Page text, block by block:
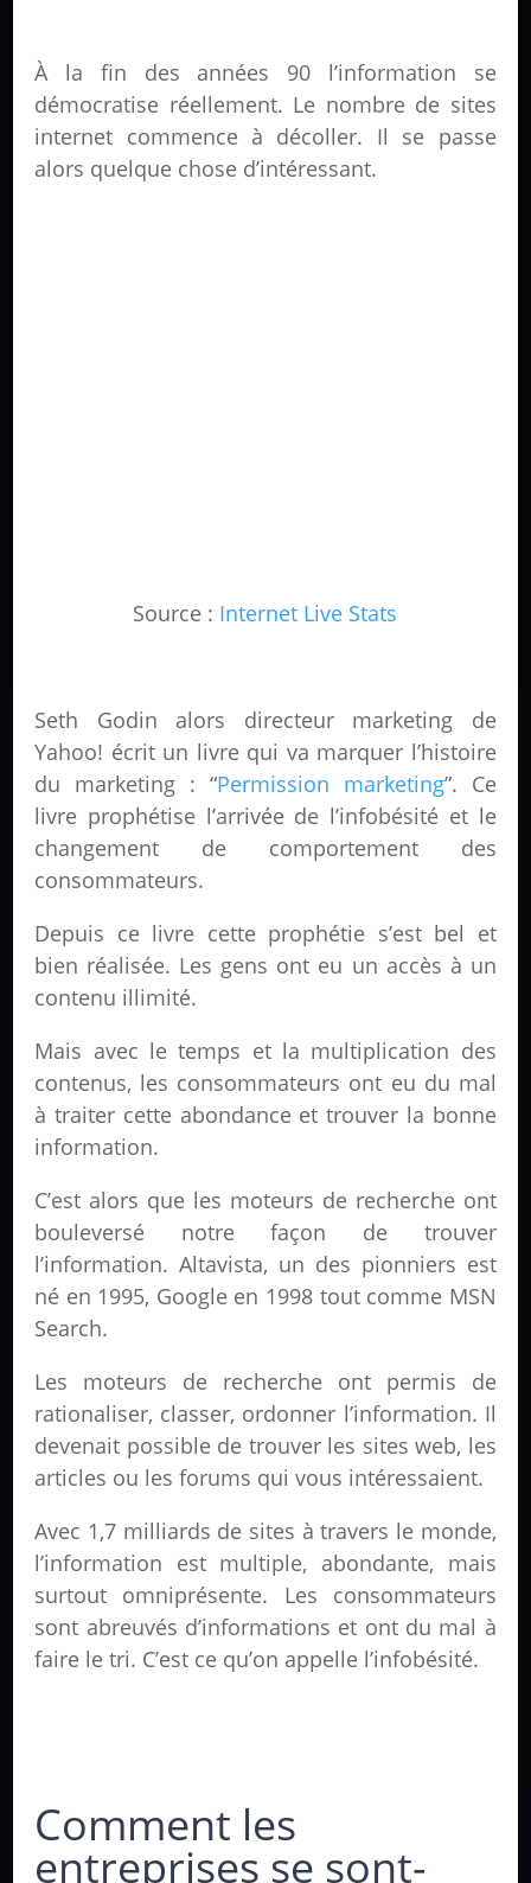
À la fin des années 90 l’information se
démocratise réellement. Le nombre de sites
internet commence à décoller. Il se passe
alors quelque chose d’intéressant.
Source : Internet Live Stats
Seth Godin alors directeur marketing de
Yahoo! écrit un livre qui va marquer l’histoire
du marketing : “Permission marketing”. Ce
livre prophétise l’arrivée de l’infobésité et le
changement de comportement des
consommateurs.
Depuis ce livre cette prophétie s’est bel et
bien réalisée. Les gens ont eu un accès à un
contenu illimité.
Mais avec le temps et la multiplication des
contenus, les consommateurs ont eu du mal
à traiter cette abondance et trouver la bonne
information.
C’est alors que les moteurs de recherche ont
bouleversé notre façon de trouver
l’information. Altavista, un des pionniers est
né en 1995, Google en 1998 tout comme MSN
Search.
Les moteurs de recherche ont permis de
rationaliser, classer, ordonner l’information. Il
devenait possible de trouver les sites web, les
articles ou les forums qui vous intéressaient.
Avec 1,7 milliards de sites à travers le monde,
l’information est multiple, abondante, mais
surtout omniprésente. Les consommateurs
sont abreuvés d’informations et ont du mal à
faire le tri. C’est ce qu’on appelle l’infobésité.
Comment les
entreprises se sont-